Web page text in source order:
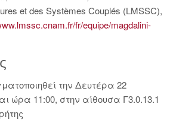
et des Systèmes Couplés (LMSSC),
fr/equipe/magdalini-
την Δευτέρα 22
ώρα 11:00, στην αίθουσα Γ3.0.13.1